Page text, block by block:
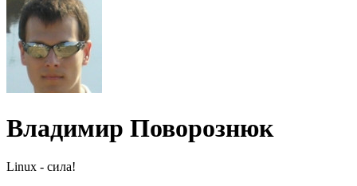
Владимир Поворознюк
Linux - сила!